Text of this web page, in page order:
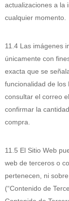
actualizaciones a la
cualquier momento.
11.4 Las imágenes
únicamente con
exacta que se
funcionalidad de los
consultar el correo
confirmar la
compra.
11.5 El Sitio Web
web de terceros o
pertenecen, ni
(“Contenido de